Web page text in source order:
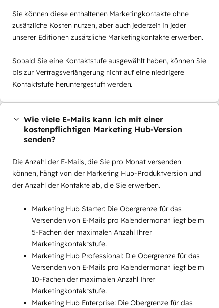
Sie können diese enthaltenen Marketingkontakte ohne
zusätzliche Kosten nutzen, aber auch jederzeit in jeder
unserer Editionen zusätzliche Marketingkontakte erwerben.
Sobald Sie eine Kontaktstufe ausgewählt haben, können Sie
bis zur Vertragsverlängerung nicht auf eine niedrigere
Kontaktstufe heruntergestuft werden.
Wie viele E-Mails kann ich mit einer
kostenpflichtigen Marketing Hub-Version
senden?
Die Anzahl der E-Mails, die Sie pro Monat versenden
können, hängt von der Marketing Hub-Produktversion und
der Anzahl der Kontakte ab, die Sie erwerben.
Marketing Hub Starter: Die Obergrenze für das
Versenden von E-Mails pro Kalendermonat liegt beim
5-Fachen der maximalen Anzahl Ihrer
Marketingkontaktstufe.
Marketing Hub Professional: Die Obergrenze für das
Versenden von E-Mails pro Kalendermonat liegt beim
10-Fachen der maximalen Anzahl Ihrer
Marketingkontaktstufe.
Marketing Hub Enterprise: Die Obergrenze für das